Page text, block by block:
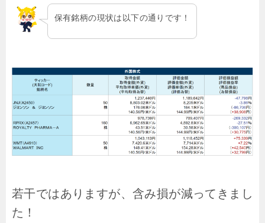
保有銘柄の現状は以下の通りです！
若干ではありますが、含み損が減ってきまし
た！